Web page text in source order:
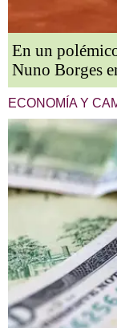
En un
Nuno Borges
ECONOMÍA Y